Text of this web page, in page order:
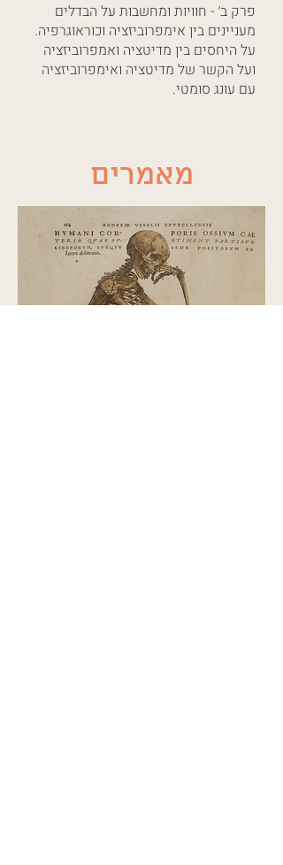
פרק ב׳ - חוויות ומחשבות על הבדלים
מעניינים בין אימפרוביזציה וכוראוגרפיה.
על היחסים בין מדיטציה ואמפרוביזציה
ועל הקשר של מדיטציה ואימפרוביזציה
עם עונג סומטי.
מאמרים